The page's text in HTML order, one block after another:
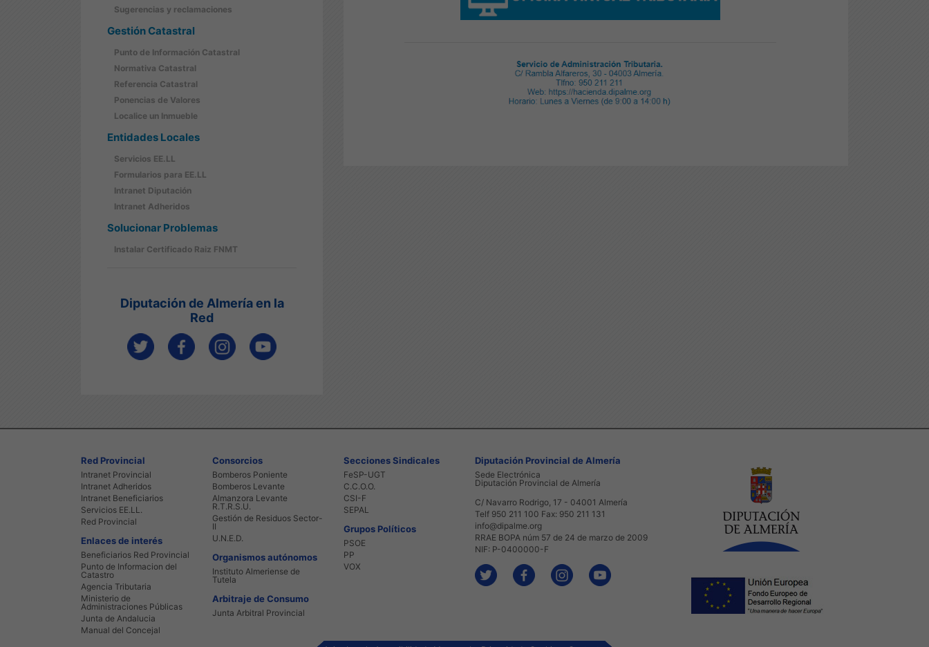
Sugerencias y reclamaciones
Gestión Catastral
Punto de Información Catastral
Normativa Catastral
Referencia Catastral
Ponencias de Valores
Localice un Inmueble
Entidades Locales
Servicios EE.LL
Formularios para EE.LL
Intranet Diputación
Intranet Adheridos
Solucionar Problemas
Instalar Certificado Raiz FNMT
Diputación de Almería en la
Red
Red Provincial
Intranet Provincial
Intranet Adheridos
Intranet Beneficiarios
Servicios EE.LL.
Red Provincial
Enlaces de interés
Beneficiarios Red Provincial
Punto de Informacion del
Catastro
Agencia Tributaria
Ministerio de
Administraciones Públicas
Junta de Andalucia
Manual del Concejal
Consorcios
Bomberos Poniente
Bomberos Levante
Almanzora Levante
R.T.R.S.U.
Gestión de Residuos Sector-
II
U.N.E.D.
Organismos autónomos
Instituto Almeriense de
Tutela
Arbitraje de Consumo
Junta Arbitral Provincial
Secciones Sindicales
FeSP-UGT
C.C.O.O.
CSI-F
SEPAL
Grupos Políticos
PSOE
PP
VOX
Diputación Provincial de Almería
Sede Electrónica
Diputación Provincial de Almería
C/ Navarro Rodrigo, 17 - 04001 Almería
Telf 950 211 100 Fax: 950 211 131
info@dipalme.org
RRAE BOPA núm 57 de 24 de marzo de 2009
NIF: P-0400000-F